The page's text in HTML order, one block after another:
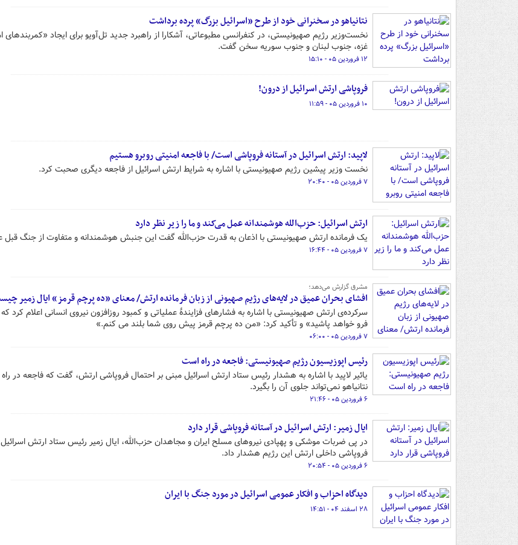
نتانیاهو در سخنرانی خود از طرح «اسرائیل بزرگ» پرده برداشت
نخست‌وزیر رژیم صهیونیستی، در کنفرانسی مطبوعاتی، آشکارا از راهبرد جدید تل‌آویو برای ایجاد «کمربندهای
غزه، جنوب لبنان و جنوب سوریه سخن گفت.
۱۲ فروردین ۰۵ - ۱۵:۱۰
فروپاشی ارتش اسرائیل از درون!
۱۰ فروردین ۰۵ - ۱۱:۵۹
لاپید: ارتش اسرائیل در آستانه فروپاشی است/ با فاجعه امنیتی روبرو هستیم
نخست‌ وزیر پیشین رژیم صهیونیستی با اشاره به شرایط ارتش اسرائیل از فاجعه دیگری صحبت کرد.
۷ فروردین ۰۵ - ۲۰:۴۰
ارتش اسرائیل: حزب‌الله هوشمندانه عمل می‌کند و ما را زیر نظر دارد
یک فرمانده ارتش صهیونیستی با اذعان به قدرت حزب‌الله گفت این جنبش هوشمندانه و متفاوت از جنگ
۷ فروردین ۰۵ - ۱۶:۴۴
مشرق گزارش می‌دهد؛
افشای بحران عمیق در لایه‌های رژیم صهیونی از زبان فرمانده ارتش/ معنای «ده پرچم قرمز» ایال زمیر
سرکرده‌ی ارتش صهیونیستی با اشاره به فشارهای فزایندهٔ عملیاتی و کمبود روزافزون نیروی انسانی اعلام کرد
فرو خواهد پاشید» و تأکید کرد: «من ده پرچم قرمز پیش روی شما بلند می کنم.»
۷ فروردین ۰۵ - ۰۶:۰۰
رئیس اپوزیسیون رژیم صهیونیستی: فاجعه در راه است
یائیر لاپید با اشاره به هشدار رئیس ستاد ارتش اسرائیل مبنی بر احتمال فروپاشی ارتش، گفت که فاجعه در
نتانیاهو نمی‌تواند جلوی آن را بگیرد.
۶ فروردین ۰۵ - ۲۱:۴۶
ایال زمیر: ارتش اسرائیل در آستانه فروپاشی قرار دارد
در پی ضربات موشکی و پهپادی نیروهای مسلح ایران و مجاهدان حزب‌الله، ایال زمیر رئیس ستاد ارتش
فروپاشی داخلی ارتش این رژیم هشدار داد.
۶ فروردین ۰۵ - ۲۰:۵۴
دیدگاه احزاب و افکار عمومی اسرائیل در مورد جنگ با ایران
۲۸ اسفند ۰۴ - ۱۴:۵۱